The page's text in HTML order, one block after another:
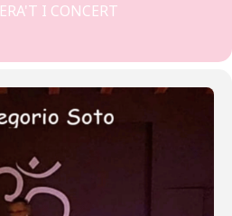
I CONCERT